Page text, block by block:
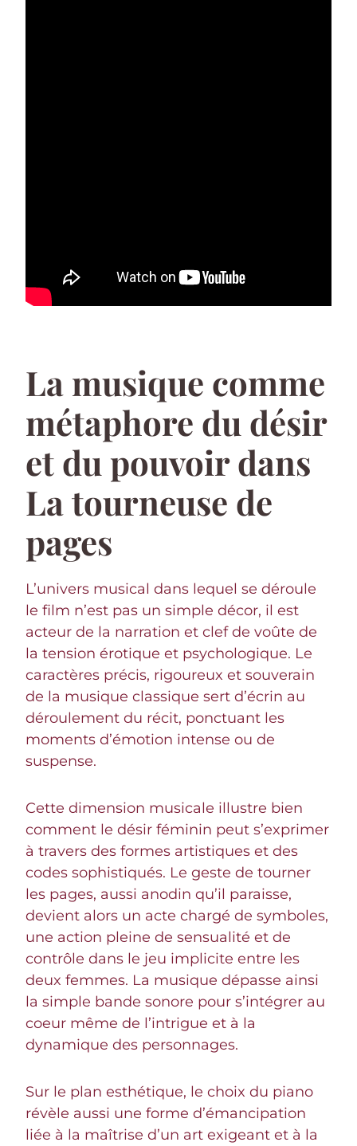
La musique comme
métaphore du désir
et du pouvoir dans
La tourneuse de
pages
L’univers musical dans lequel se déroule
le film n’est pas un simple décor, il est
acteur de la narration et clef de voûte de
la tension érotique et psychologique. Le
caractères précis, rigoureux et souverain
de la musique classique sert d’écrin au
déroulement du récit, ponctuant les
moments d’émotion intense ou de
suspense.
Cette dimension musicale illustre bien
comment le désir féminin peut s’exprimer
à travers des formes artistiques et des
codes sophistiqués. Le geste de tourner
les pages, aussi anodin qu’il paraisse,
devient alors un acte chargé de symboles,
une action pleine de sensualité et de
contrôle dans le jeu implicite entre les
deux femmes. La musique dépasse ainsi
la simple bande sonore pour s’intégrer au
coeur même de l’intrigue et à la
dynamique des personnages.
Sur le plan esthétique, le choix du piano
révèle aussi une forme d’émancipation
liée à la maîtrise d’un art exigeant et à la